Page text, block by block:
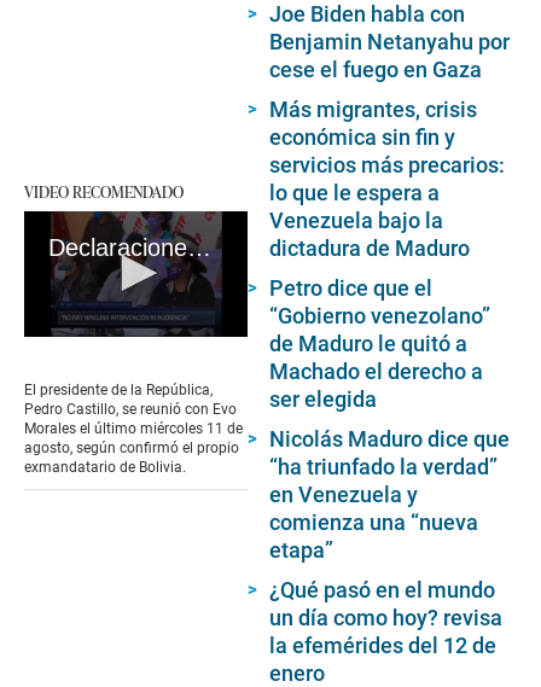
VIDEO RECOMENDADO
Declaraciones de Evo Morales
of
2
minutes,
39
seconds
El presidente de la República,
Pedro Castillo, se reunió con Evo
Morales el último miércoles 11 de
agosto, según confirmó el propio
exmandatario de Bolivia.
Joe Biden habla con
Benjamin Netanyahu por
cese el fuego en Gaza
Más migrantes, crisis
económica sin fin y
servicios más precarios:
lo que le espera a
Venezuela bajo la
dictadura de Maduro
Petro dice que el
“Gobierno venezolano”
de Maduro le quitó a
Machado el derecho a
ser elegida
Nicolás Maduro dice que
“ha triunfado la verdad”
en Venezuela y
comienza una “nueva
etapa”
¿Qué pasó en el mundo
un día como hoy? revisa
la efemérides del 12 de
enero